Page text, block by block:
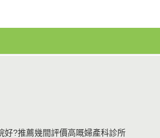
好?推薦幾間評價高嘅婦產科診所